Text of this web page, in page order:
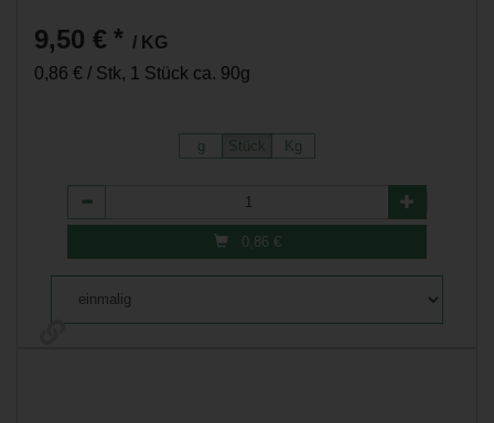
9,50 € * / KG
0,86 € / Stk, 1 Stück ca. 90g
g Stück Kg
Anzahl
0,86 €